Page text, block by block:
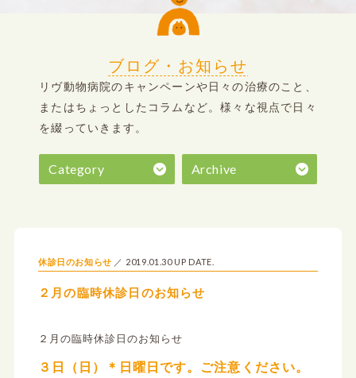
ブログ・お知らせ
リヴ動物病院のキャンペーンや日々の治療のこと、
またはちょっとしたコラムなど。様々な視点で日々
を綴っていきます。
Category Archive
２月の臨時休診日のお知らせ
休診日のお知らせ 2019.01.30 UP DATE.
２月の臨時休診日のお知らせ
３日（日）＊日曜日です。ご注意ください。